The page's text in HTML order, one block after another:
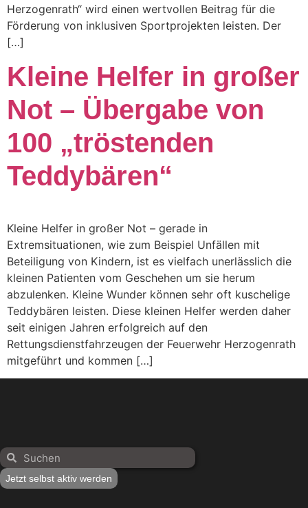
Herzogenrath“ wird einen wertvollen Beitrag für die
Förderung von inklusiven Sportprojekten leisten. Der
[…]
Kleine Helfer in großer
Not – Übergabe von
100 „tröstenden
Teddybären“
Kleine Helfer in großer Not – gerade in
Extremsituationen, wie zum Beispiel Unfällen mit
Beteiligung von Kindern, ist es vielfach unerlässlich die
kleinen Patienten vom Geschehen um sie herum
abzulenken. Kleine Wunder können sehr oft kuschelige
Teddybären leisten. Diese kleinen Helfer werden daher
seit einigen Jahren erfolgreich auf den
Rettungsdienstfahrzeugen der Feuerwehr Herzogenrath
mitgeführt und kommen […]
Jetzt selbst aktiv werden